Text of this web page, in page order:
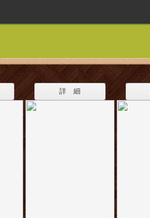
詳 細